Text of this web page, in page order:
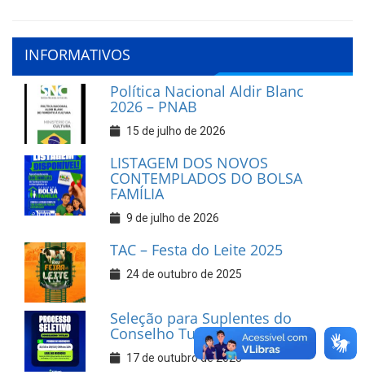
INFORMATIVOS
Política Nacional Aldir Blanc
2026 – PNAB
15 de julho de 2026
LISTAGEM DOS NOVOS
CONTEMPLADOS DO BOLSA
FAMÍLIA
9 de julho de 2026
TAC – Festa do Leite 2025
24 de outubro de 2025
Seleção para Suplentes do
Conselho Tutelar
17 de outubro de 2025